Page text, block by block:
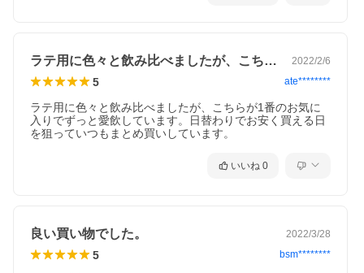
ラテ用に色々と飲み比べましたが、こちら… 2022/2/6
5 ate********
ラテ用に色々と飲み比べましたが、こちらが1番のお気に
入りでずっと愛飲しています。日替わりでお安く買える日
を狙っていつもまとめ買いしています。
いいね 0
良い買い物でした。 2022/3/28
5 bsm********